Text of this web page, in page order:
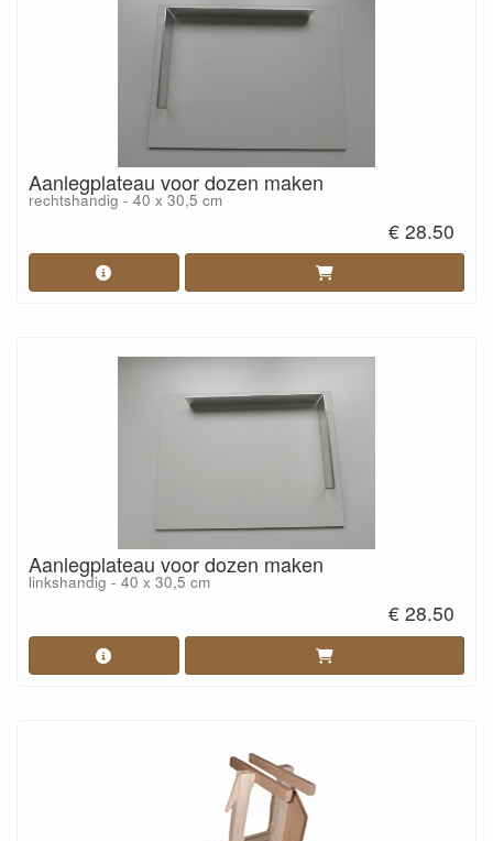
Aanlegplateau voor dozen maken
rechtshandig - 40 x 30,5 cm
€ 28.50
Aanlegplateau voor dozen maken
linkshandig - 40 x 30,5 cm
€ 28.50